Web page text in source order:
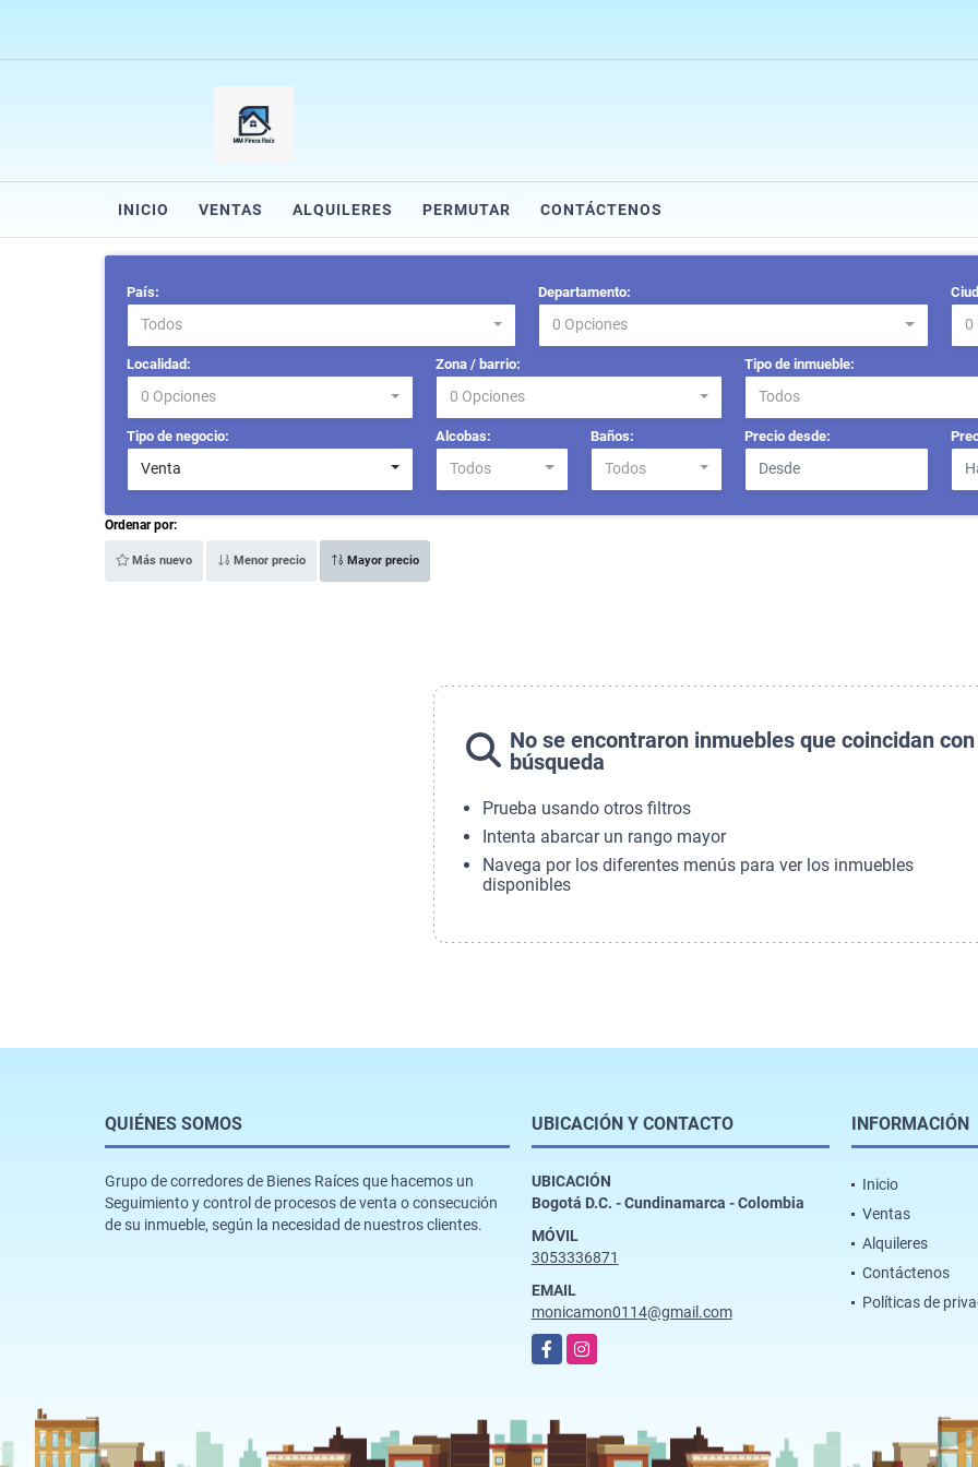
INICIO VENTAS ALQUILERES PERMUTAR CONTÁCTENOS
País:
Todos
Departamento:
0 Opciones 0
Localidad:
0 Opciones
Zona / barrio:
0 Opciones
Tipo de inmueble:
Todos
Tipo de negocio:
Venta
Alcobas:
Todos
Baños:
Todos
Precio desde:
Ordenar por:
Más nuevo Menor precio Mayor precio
No se encontraron inmuebles que coincidan
búsqueda
Prueba usando otros filtros
Intenta abarcar un rango mayor
Navega por los diferentes menús para ver los inmuebles
disponibles
QUIÉNES SOMOS
Grupo de corredores de Bienes Raíces que hacemos un
Seguimiento y control de procesos de venta o consecución
de su inmueble, según la necesidad de nuestros clientes.
UBICACIÓN Y CONTACTO
UBICACIÓN
Bogotá D.C. - Cundinamarca - Colombia
MÓVIL
3053336871
EMAIL
monicamon0114@gmail.com
FacebookInstagram
INFORMACIÓN
Inicio
Ventas
Alquileres
Contáctenos
Políticas de